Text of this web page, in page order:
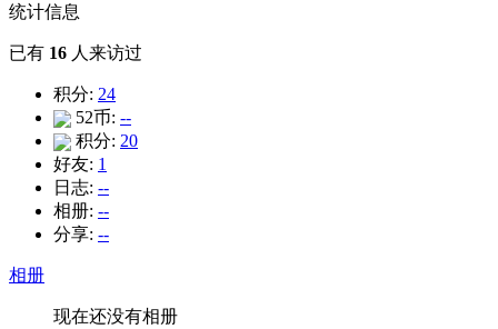
统计信息
已有 16 人来访过
积分: 24
52币: --
积分: 20
好友: 1
日志: --
相册: --
分享: --
相册
现在还没有相册